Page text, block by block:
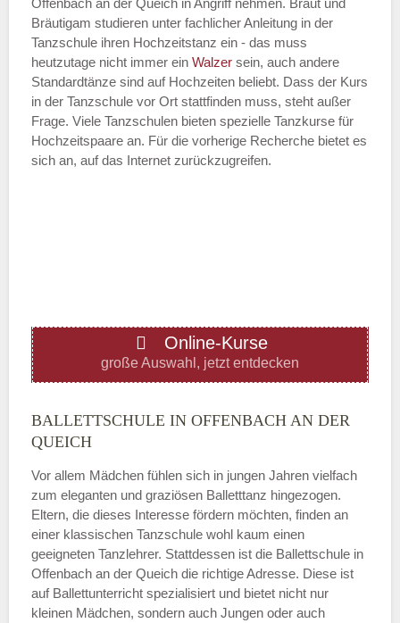
Dienstag
—
ÖFFNUNGSZEITEN HINZUFÜGEN
Donnerstag
—
Freitag
—
ÖFFNUNGSZEITEN HINZUFÜGEN
Bräutigam studieren unter fachlicher Anleitung in der
Tanzschule ihren Hochzeitstanz ein - das muss
heutzutage nicht immer ein Walzer sein, auch andere
Standardtänze sind auf Hochzeiten beliebt. Dass der Kurs
in der Tanzschule vor Ort stattfinden muss, steht außer
Frage. Viele Tanzschulen bieten spezielle Tanzkurse für
Hochzeitspaare an. Für die vorherige Recherche bietet es
sich an, auf das Internet zurückzugreifen.
Online-Kurse
große Auswahl, jetzt entdecken
BALLETTSCHULE IN OFFENBACH AN DER
QUEICH
Vor allem Mädchen fühlen sich in jungen Jahren vielfach
zum eleganten und graziösen Balletttanz hingezogen.
Eltern, die dieses Interesse fördern möchten, finden an
einer klassischen Tanzschule wohl kaum einen
geeigneten Tanzlehrer. Stattdessen ist die Ballettschule in
Offenbach an der Queich die richtige Adresse. Diese ist
auf Ballettunterricht spezialisiert und bietet nicht nur
kleinen Mädchen, sondern auch Jungen oder auch